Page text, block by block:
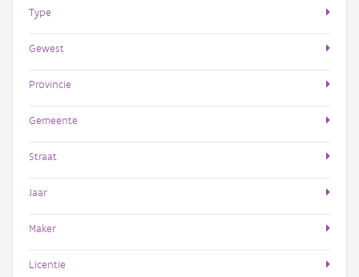
Type
Gewest
Provincie
Gemeente
Straat
Jaar
Maker
Licentie